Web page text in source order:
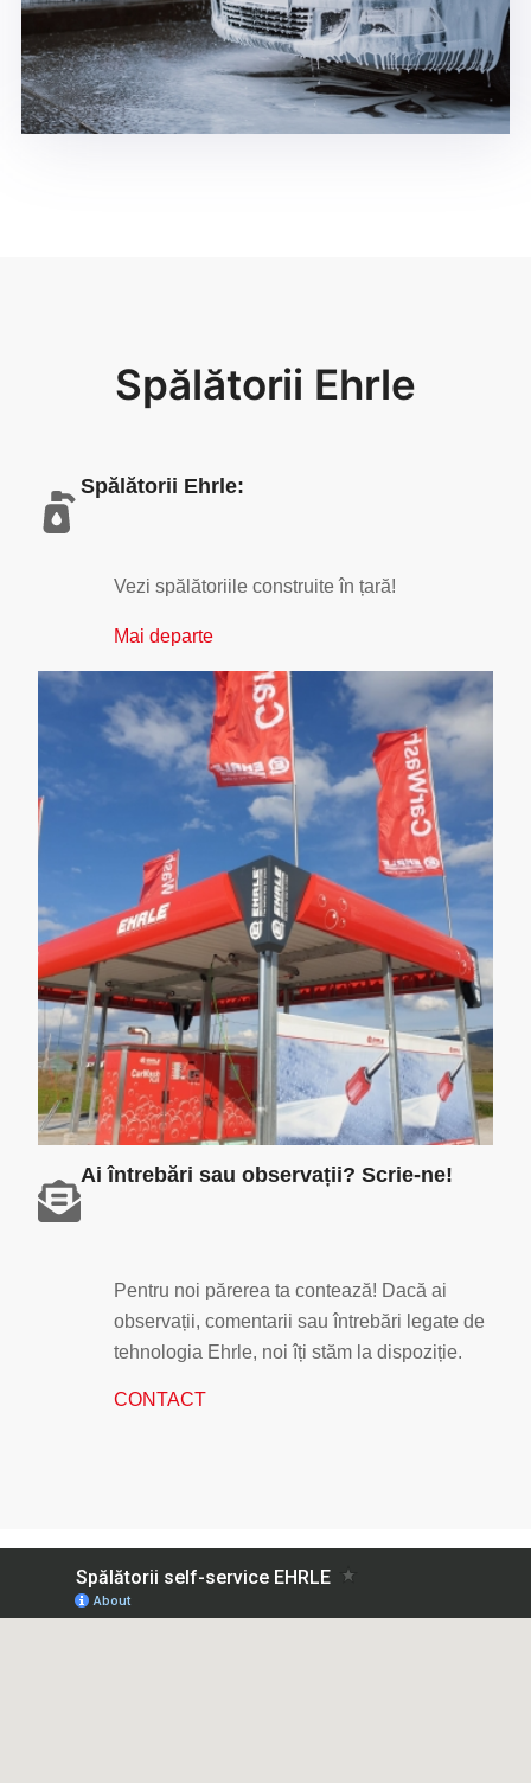
Spălătorii Ehrle
Spălătorii Ehrle:
Vezi spălătoriile construite în țară!
Mai departe
Ai întrebări sau observații? Scrie-ne!
Pentru noi părerea ta contează! Dacă ai
observații, comentarii sau întrebări legate de
tehnologia Ehrle, noi îți stăm la dispoziție.
CONTACT